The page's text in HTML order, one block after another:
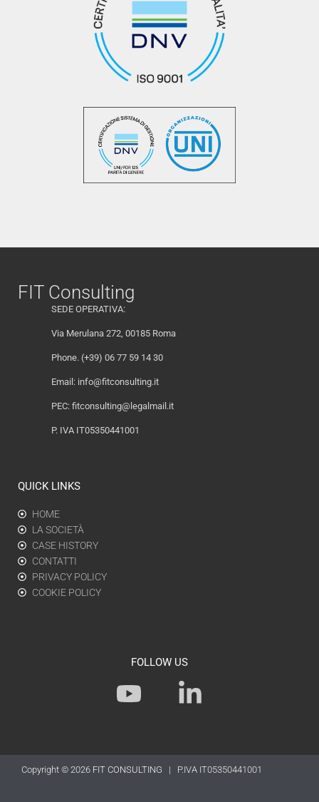
FIT Consulting
SEDE OPERATIVA:
Via Merulana 272, 00185 Roma
Phone. (+39) 06 77 59 14 30
Email: info@fitconsulting.it
PEC: fitconsulting@legalmail.it
P. IVA IT05350441001
QUICK LINKS
HOME
LA SOCIETÀ
CASE HISTORY
CONTATTI
PRIVACY POLICY
COOKIE POLICY
FOLLOW US
Y
o
t
u
L
i
k
e
Copyright © 2026 FIT CONSULTING | P.IVA IT05350441001